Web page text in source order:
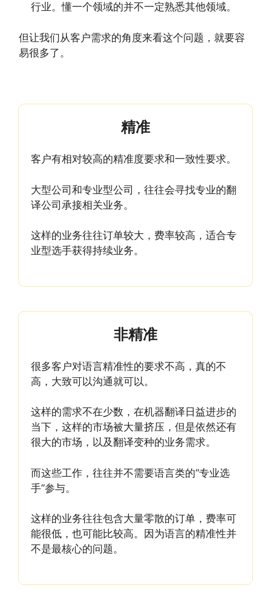
行业。懂一个领域的并不一定熟悉其他领域。
但让我们从客户需求的角度来看这个问题，就要容
易很多了。
精准
客户有相对较高的精准度要求和一致性要求。
大型公司和专业型公司，往往会寻找专业的翻
译公司承接相关业务。
这样的业务往往订单较大，费率较高，适合专
业型选手获得持续业务。
非精准
很多客户对语言精准性的要求不高，真的不
高，大致可以沟通就可以。
这样的需求不在少数，在机器翻译日益进步的
当下，这样的市场被大量挤压，但是依然还有
很大的市场，以及翻译变种的业务需求。
而这些工作，往往并不需要语言类的“专业选
手”参与。
这样的业务往往包含大量零散的订单，费率可
能很低，也可能比较高。因为语言的精准性并
不是最核心的问题。